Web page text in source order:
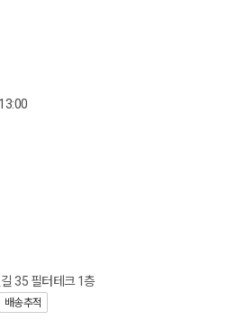
35 필터테크 1층
배송추적